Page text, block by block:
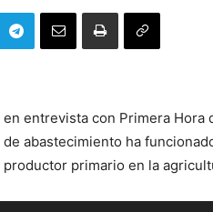
entrevista con Primera Hora
abastecimiento ha
primario en la